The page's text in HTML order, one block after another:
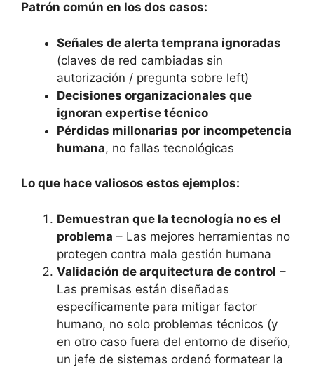
Patrón común en los dos casos:
Señales de alerta temprana ignoradas
(claves de red cambiadas sin
autorización / pregunta sobre left)
Decisiones organizacionales que
ignoran expertise técnico
Pérdidas millonarias por incompetencia
humana, no fallas tecnológicas
Lo que hace valiosos estos ejemplos:
Demuestran que la tecnología no es el
problema – Las mejores herramientas no
protegen contra mala gestión humana
Validación de arquitectura de control –
Las premisas están diseñadas
específicamente para mitigar factor
humano, no solo problemas técnicos (y
en otro caso fuera del entorno de diseño,
un jefe de sistemas ordenó formatear la